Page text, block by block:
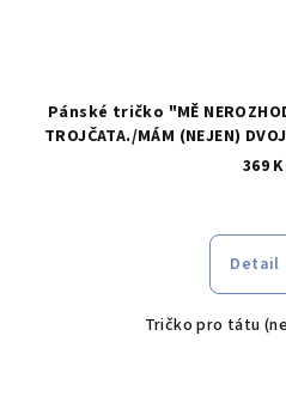
Pánské tričko "MĚ
TROJČATA./MÁM (NEJEN)
369
Detail
Tričko pro tátu